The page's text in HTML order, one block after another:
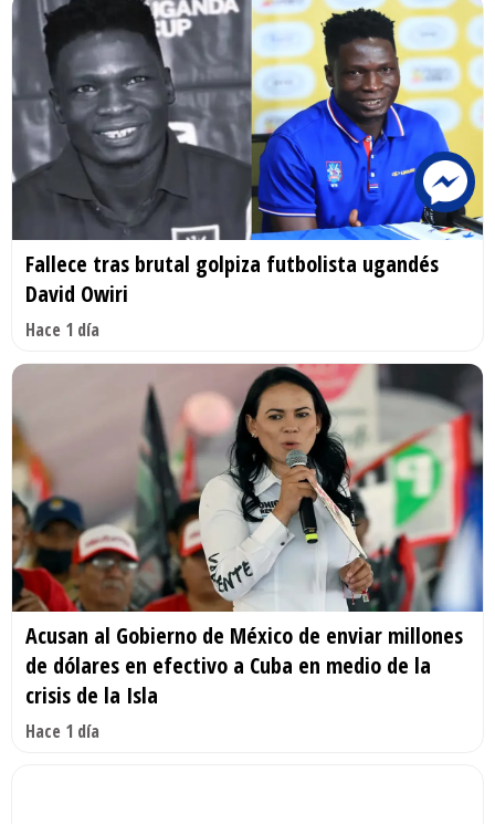
Fallece tras brutal golpiza futbolista ugandés
David Owiri
Hace 1 día
Acusan al Gobierno de México de enviar millones
de dólares en efectivo a Cuba en medio de la
crisis de la Isla
Hace 1 día